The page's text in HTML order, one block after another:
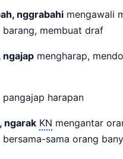
nggrabahi mengawali
barang, membuat draf
ngajap mengharap,
pangajap harapan
ngarak KN mengantar
bersama-sama orang